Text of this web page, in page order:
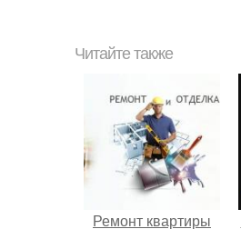
Читайте также
Ремонт квартиры